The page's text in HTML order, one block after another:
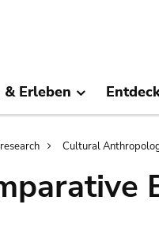
& Erleben
Cultural